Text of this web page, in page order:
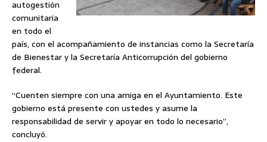
autogestión
comunitaria
en todo el
país, con el acompañamiento de instancias como la Secretaría
de Bienestar y la Secretaría Anticorrupción del gobierno
federal.
“Cuenten siempre con una amiga en el Ayuntamiento. Este
gobierno está presente con ustedes y asume la
responsabilidad de servir y apoyar en todo lo necesario”,
concluyó.